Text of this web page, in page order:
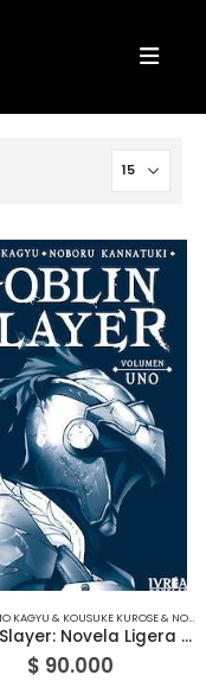
& KOUSUKE KUROSE & NOBORU KANNATSUKI
Goblin Slayer: Novela Ligera – Edición Ivrea Argentina
$ 90.000